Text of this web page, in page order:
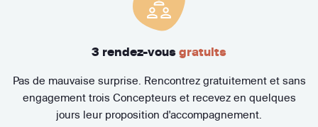
3 rendez-vous gratuits
Pas de mauvaise surprise. Rencontrez gratuitement et sans
engagement trois Concepteurs et recevez en quelques
jours leur proposition d'accompagnement.